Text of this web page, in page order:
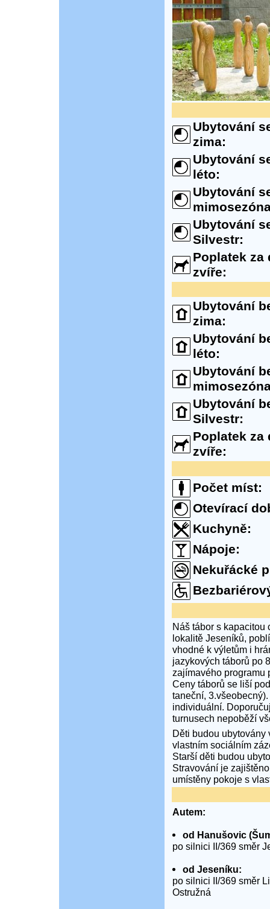
Ubytování
zima:
Ubytování
léto:
Ubytování
Ubytování
Silvestr:
Poplatek za
zvíře:
Ubytování
zima:
Ubytování
léto:
Ubytování
Ubytování
Silvestr:
Poplatek za
zvíře:
Počet míst:
Otevírací
Kuchyně:
Nápoje:
Nekuřácké
Náš tábor s kapacitou
lokalitě Jeseníků,
vhodné k výletům i
jazykových táborů po
zajímavého programu
Ceny táborů se liší
taneční,
individuální.
turnusech nepoběží
Děti budou ubytovány
vlastním sociálním
Starší děti budou
Stravování je
umístěny pokoje s
Autem:
od Hanušovic
po silnici II/369 směr
od Jeseníku:
po silnici II/369 směr
Ostružná